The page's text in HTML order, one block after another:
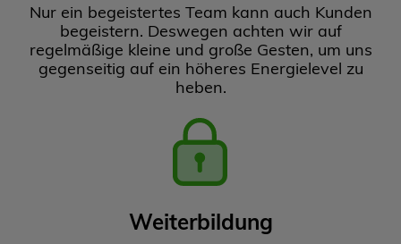
Nur ein begeistertes Team kann auch Kunden
begeistern. Deswegen achten wir auf
regelmäßige kleine und große Gesten, um uns
gegenseitig auf ein höheres Energielevel zu
heben.
Weiterbildung